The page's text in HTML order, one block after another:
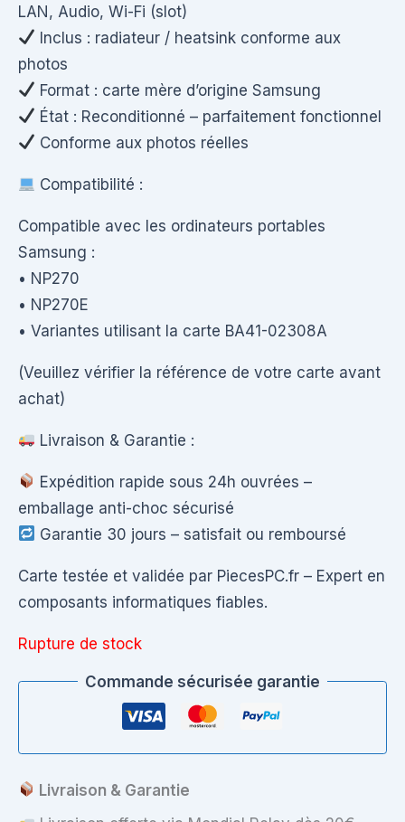
LAN, Audio, Wi-Fi (slot)
Inclus : radiateur / heatsink conforme aux
photos
Format : carte mère d’origine Samsung
État : Reconditionné – parfaitement fonctionnel
Conforme aux photos réelles
Compatibilité :
Compatible avec les ordinateurs portables
Samsung :
• NP270
• NP270E
• Variantes utilisant la carte BA41-02308A
(Veuillez vérifier la référence de votre carte avant
achat)
Livraison & Garantie :
Expédition rapide sous 24h ouvrées –
emballage anti-choc sécurisé
Garantie 30 jours – satisfait ou remboursé
Carte testée et validée par PiecesPC.fr – Expert en
composants informatiques fiables.
Rupture de stock
Commande sécurisée garantie
Livraison & Garantie